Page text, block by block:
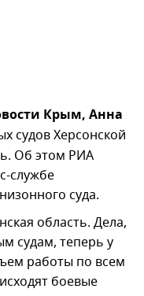
Крым, Анна
судов Херсонской
Об этом РИА
службе
суда.
область. Дела,
судам, теперь у
работы по всем
боевые